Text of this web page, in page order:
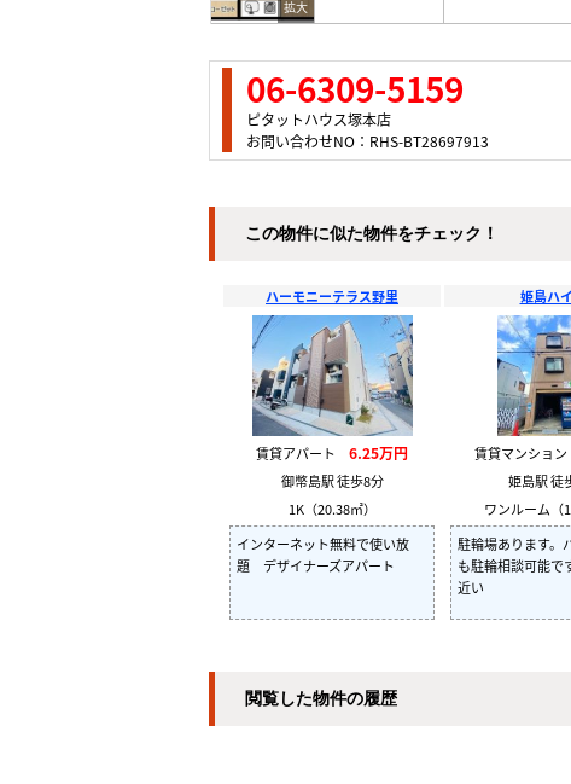
06-6309-5159
ピタットハウス塚本店
お問い合わせNO：RHS-BT28697913
この物件に似た物件をチェック！
ハーモニーテラス野里
賃貸アパート 6.25万円
御幣島駅 徒歩8分
1K（20.38㎡）
インターネット無料で使い放
題 デザイナーズアパート
姫島ハ
賃貸マンション
姫島駅 徒
ワンルーム（
駐輪場あります。
も駐輪相談可能で
近い
閲覧した物件の履歴